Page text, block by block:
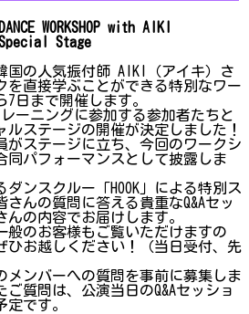
WORKSHOP with AIKI
Stage
国の人気振付師 AIKI（アイキ）さ
を直接学ぶことができる特別なワー
7日まで開催します。
ーニングに参加する参加者たちと
ステージの開催が決定しました！
がステージに立ち、今回のワークシ
同パフォーマンスとして披露しま
ンスクルー「HOOK」による特別ス
んの質問に答える貴重なQ&Aセッ
の内容でお届けします。
般のお客様もご覧いただけますの
ひお越しください！（当日受付、先
メンバーへの質問を事前に募集しま
質問は、公演当日のQ&Aセッショ
です。